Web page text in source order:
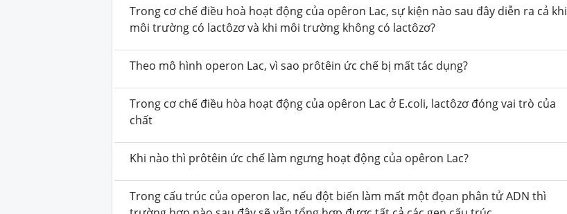
Trong cơ chế điều hoà hoạt động của opêron Lac, sự kiện nào sau đây diễn ra cả khi
môi trường có lactôzơ và khi môi trường không có lactôzơ?
Theo mô hình operon Lac, vì sao prôtêin ức chế bị mất tác dụng?
Trong cơ chế điều hòa hoạt động của opêron Lac ở E.coli, lactôzơ đóng vai trò của
chất
Khi nào thì prôtêin ức chế làm ngưng hoạt động của opêron Lac?
Trong cấu trúc của operon lac, nếu đột biến làm mất một đọan phân tử ADN thì